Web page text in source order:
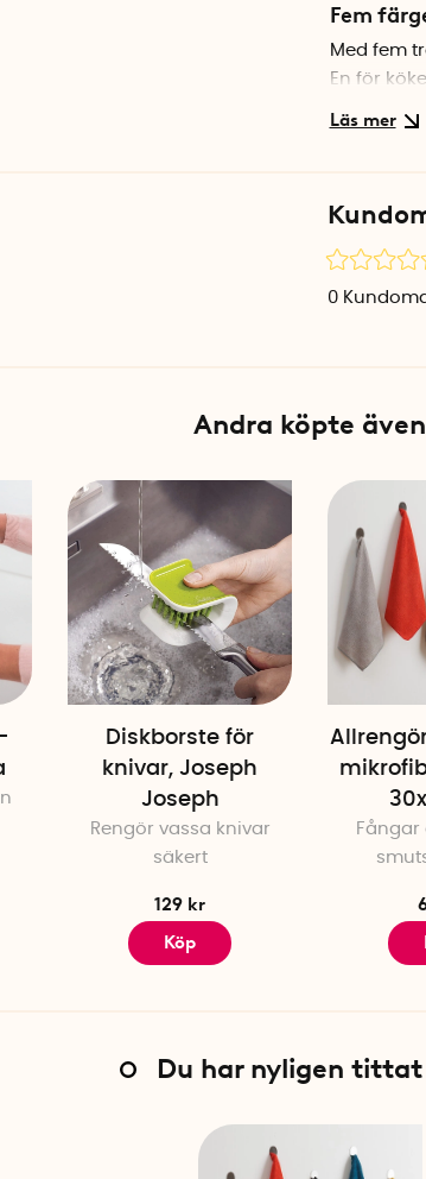
Fem
Med fem
En för
Material:
Tål
Färger:
0
Andra köpte även
Diskborste för
knivar, Joseph
Joseph
Rengör vassa knivar
säkert
129 kr
Köp
Du har nyligen tittat